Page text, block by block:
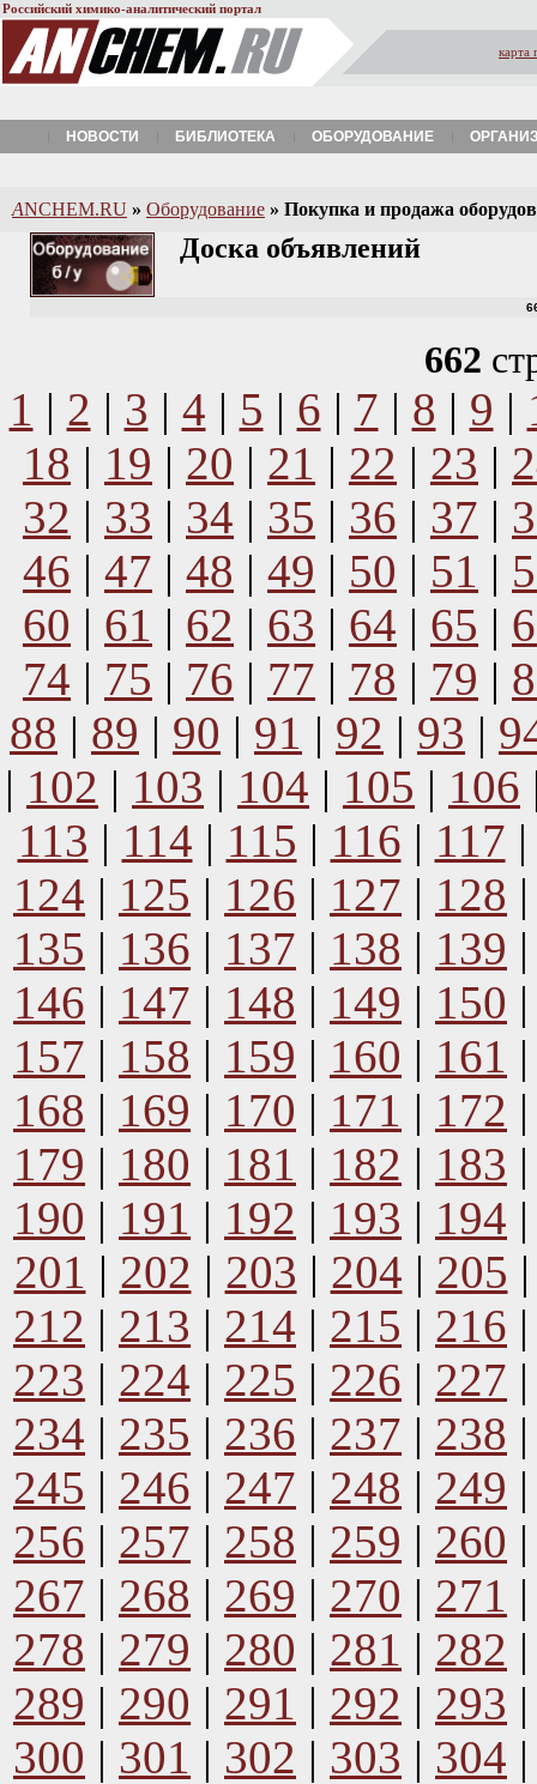
Российский химико-аналитический портал
карта
НОВОСТИ БИБЛИОТЕКА ОБОРУДОВАНИЕ
ANCHEM.RU » Оборудование » Покупка и продажа
Доска объявлений
662
1 | 2 | 3 | 4 | 5 | 6 | 7 | 8 | 9 |
18 | 19 | 20 | 21 | 22 | 23 |
32 | 33 | 34 | 35 | 36 | 37 |
46 | 47 | 48 | 49 | 50 | 51 |
60 | 61 | 62 | 63 | 64 | 65 |
74 | 75 | 76 | 77 | 78 | 79 |
88 | 89 | 90 | 91 | 92 | 93 |
| 102 | 103 | 104 | 105 | 106
113 | 114 | 115 | 116 | 117
124 | 125 | 126 | 127 | 128
135 | 136 | 137 | 138 | 139
146 | 147 | 148 | 149 | 150
157 | 158 | 159 | 160 | 161
168 | 169 | 170 | 171 | 172
179 | 180 | 181 | 182 | 183
190 | 191 | 192 | 193 | 194
201 | 202 | 203 | 204 | 205
212 | 213 | 214 | 215 | 216
223 | 224 | 225 | 226 | 227
234 | 235 | 236 | 237 | 238
245 | 246 | 247 | 248 | 249
256 | 257 | 258 | 259 | 260
267 | 268 | 269 | 270 | 271
278 | 279 | 280 | 281 | 282
289 | 290 | 291 | 292 | 293
300 | 301 | 302 | 303 | 304